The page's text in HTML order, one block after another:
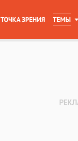
ТОЧКА ЗРЕНИЯ ТЕМЫ